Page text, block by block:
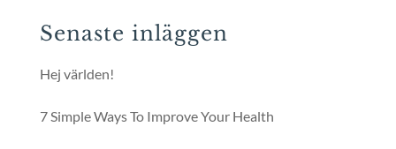
Senaste inläggen
Hej världen!
7 Simple Ways To Improve Your Health